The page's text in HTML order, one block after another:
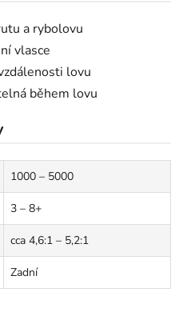
a rybolovu
vlasce
lovu
během lovu
1000 – 5000
3 – 8+
cca 4,6:1 – 5,2:1
Zadní